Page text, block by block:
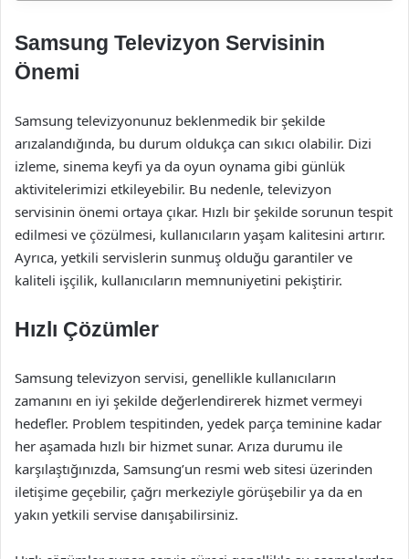
Samsung Televizyon Servisinin
Önemi
Samsung televizyonunuz beklenmedik bir şekilde
arızalandığında, bu durum oldukça can sıkıcı olabilir. Dizi
izleme, sinema keyfi ya da oyun oynama gibi günlük
aktivitelerimizi etkileyebilir. Bu nedenle, televizyon
servisinin önemi ortaya çıkar. Hızlı bir şekilde sorunun tespit
edilmesi ve çözülmesi, kullanıcıların yaşam kalitesini artırır.
Ayrıca, yetkili servislerin sunmuş olduğu garantiler ve
kaliteli işçilik, kullanıcıların memnuniyetini pekiştirir.
Hızlı Çözümler
Samsung televizyon servisi, genellikle kullanıcıların
zamanını en iyi şekilde değerlendirerek hizmet vermeyi
hedefler. Problem tespitinden, yedek parça teminine kadar
her aşamada hızlı bir hizmet sunar. Arıza durumu ile
karşılaştığınızda, Samsung’un resmi web sitesi üzerinden
iletişime geçebilir, çağrı merkeziyle görüşebilir ya da en
yakın yetkili servise danışabilirsiniz.